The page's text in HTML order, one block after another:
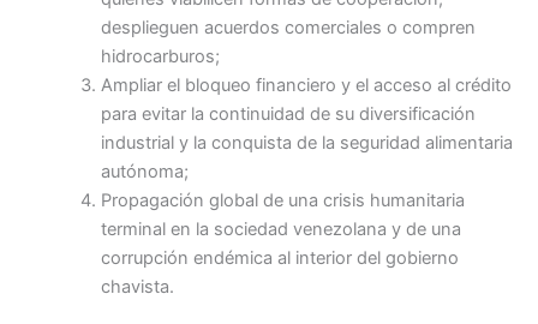
desplieguen acuerdos comerciales o compren
hidrocarburos;
Ampliar el bloqueo financiero y el acceso al crédito
para evitar la continuidad de su diversificación
industrial y la conquista de la seguridad alimentaria
autónoma;
Propagación global de una crisis humanitaria
terminal en la sociedad venezolana y de una
corrupción endémica al interior del gobierno
chavista.